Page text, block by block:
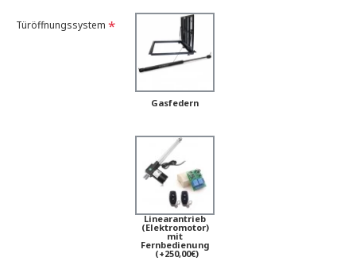
Türöffnungssystem
Gasfedern
Linearantrieb
(Elektromotor)
mit
Fernbedienung
(+250,00€)